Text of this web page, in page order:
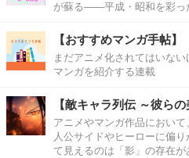
が蘇る――平成・昭和を彩っ
【おすすめマンガ手帖】
まだアニメ化されてはいな
マンガを紹介する連載
【敵キャラ列伝 ～彼ら
アニメやマンガ作品におい
人公サイドやヒーローに偏
て見えるのは「影」の存在